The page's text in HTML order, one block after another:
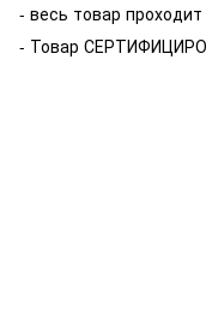
- весь товар
- Товар